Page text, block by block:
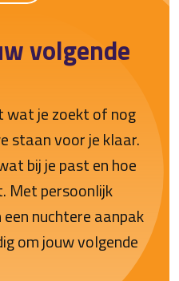
volgende
wat je zoekt of nog
staan voor je klaar.
bij je past en hoe
Met persoonlijk
nuchtere aanpak
om jouw volgende